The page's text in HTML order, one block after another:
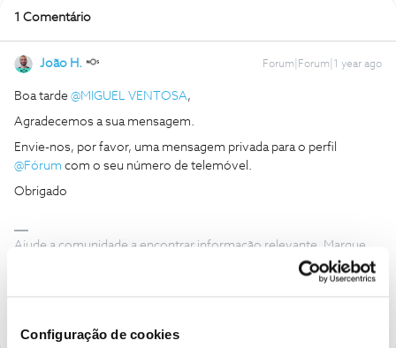
Configuração de cookies
1 Comentário
João H. Forum|Forum|1 year ago
Boa tarde ​ @MIGUEL VENTOSA,
Agradecemos a sua mensagem.
Envie-nos, por favor, uma mensagem privada para o perfil ​
@Fórum com o seu número de telemóvel.
Obrigado
Ajude a comunidade a encontrar informação relevante. Marque
como "Melhor Resposta" e faça "Like" nos melhores comentários.
Siga os perfis da moderação, através da opção "Seguir", para estar